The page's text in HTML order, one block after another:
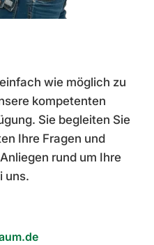
wie möglich zu
kompetenten
Sie begleiten Sie
Ihre Fragen und
rund um Ihre
uns.